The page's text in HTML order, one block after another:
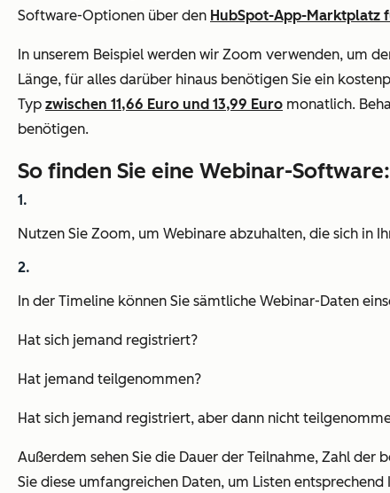
Software-Optionen über den HubSpot-App-Marktplatz
In unserem Beispiel werden wir Zoom verwenden, um
Länge, für alles darüber hinaus benötigen Sie ein
Typ zwischen 11,66 Euro und 13,99 Euro monatlich.
benötigen.
So finden Sie eine Webinar-Software:
Nutzen Sie Zoom, um Webinare abzuhalten, die sich in
In der Timeline können Sie sämtliche Webinar-Daten
Hat sich jemand registriert?
Hat jemand teilgenommen?
Hat sich jemand registriert, aber dann nicht
Außerdem sehen Sie die Dauer der Teilnahme, Zahl
Sie diese umfangreichen Daten, um Listen